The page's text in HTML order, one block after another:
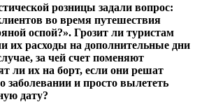
розницы задали вопрос:
во время путешествия
оспой?». Грозит ли туристам
их расходы на дополнительные дни
за чей счет поменяют
ли их на борт, если они решат
заболевании и просто вылететь
дату?